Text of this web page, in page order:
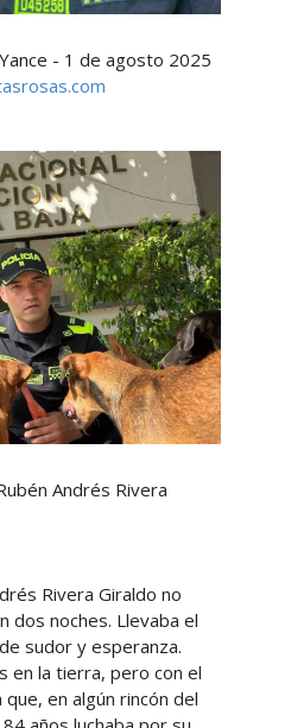
- 1 de agosto 2025
Andrés Rivera
Rivera Giraldo no
dos noches. Llevaba el
sudor y esperanza.
en la tierra, pero con el
que, en algún rincón del